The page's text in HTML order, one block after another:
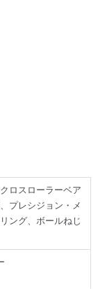
ロスローラーベア
プレシジョン・メ
ング、ボールねじ